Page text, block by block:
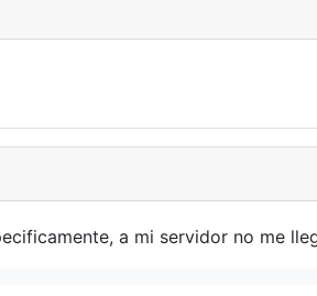
a mi servidor no me